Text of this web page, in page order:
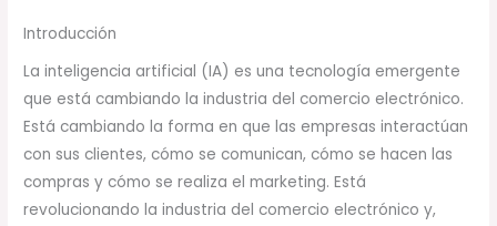
Introducción
La inteligencia artificial (IA) es una tecnología emergente
que está cambiando la industria del comercio electrónico.
Está cambiando la forma en que las empresas interactúan
con sus clientes, cómo se comunican, cómo se hacen las
compras y cómo se realiza el marketing. Está
revolucionando la industria del comercio electrónico y,